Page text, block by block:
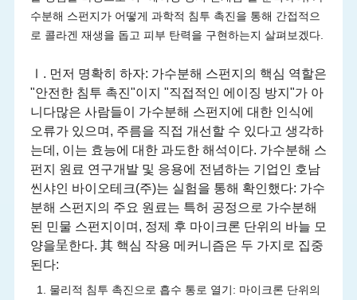
수분해 스펀지가 어떻게 과학적 침투 촉진을 통해 간접적으
로 콜라겐 재생을 돕고 피부 탄력을 구현하는지 살펴보겠다.
Ⅰ. 먼저 명확히 하자: 가수분해 스펀지의 핵심 역할은
"안전한 침투 촉진"이지 "직접적인 에이징 방지"가 아
니다많은 사람들이 가수분해 스펀지에 대한 인식에
오류가 있으며, 주름을 직접 개선할 수 있다고 생각하
는데, 이는 효능에 대한 과도한 해석이다. 가수분해 스
펀지 원료 연구개발 및 응용에 전념하는 기업인 호남
씬샤인 바이오테크(주)는 실험을 통해 확인했다: 가수
분해 스펀지의 주요 원료는 특허 공정으로 가수분해
된 민물 스펀지이며, 정제 후 마이크론 단위의 바늘 모
양을呈한다. 其 핵심 작용 메커니즘은 두 가지로 집중
된다:
물리적 침투 촉진으로 흡수 통로 열기: 마이크론 단위의